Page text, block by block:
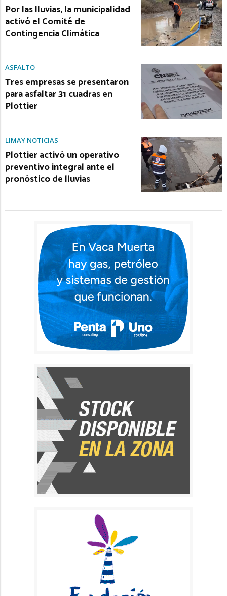
Por las lluvias, la municipalidad
activó el Comité de
Contingencia Climática
ASFALTO
Tres empresas se presentaron
para asfaltar 31 cuadras en
Plottier
LIMAY NOTICIAS
Plottier activó un operativo
preventivo integral ante el
pronóstico de lluvias